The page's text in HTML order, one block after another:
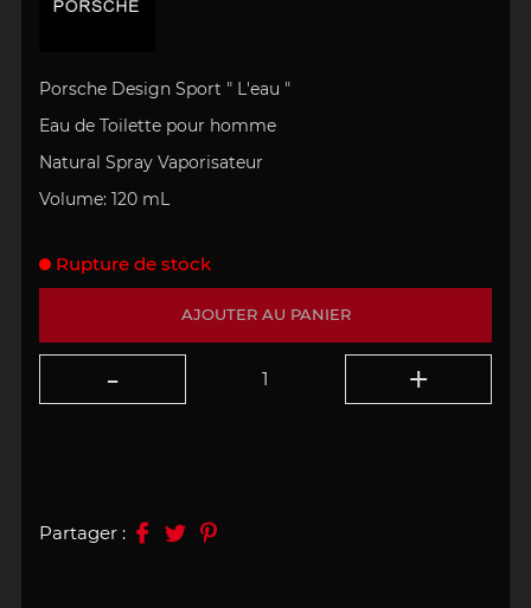
Porsche Design Sport " L'eau "
Eau de Toilette pour homme
Natural Spray Vaporisateur
Volume: 120 mL
AJOUTER AU PANIER
Rupture de stock
Partager :